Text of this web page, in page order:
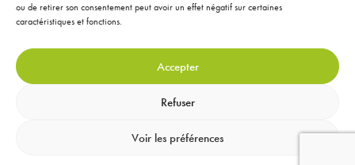
ou de retirer son consentement peut avoir un effet négatif sur certaines
caractéristiques et fonctions.
Accepter
Refuser
Voir les préférences
NOS ANNONCES
JE CONFIGURE MA
GESTION DES DONNÉES